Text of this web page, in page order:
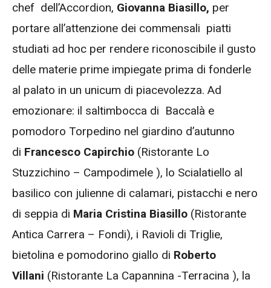
chef dell’Accordion, Giovanna Biasillo, per
portare all’attenzione dei commensali piatti
studiati ad hoc per rendere riconoscibile il gusto
delle materie prime impiegate prima di fonderle
al palato in un unicum di piacevolezza. Ad
emozionare: il saltimbocca di Baccalà e
pomodoro Torpedino nel giardino d’autunno
di Francesco Capirchio (Ristorante Lo
Stuzzichino – Campodimele ), lo Scialatiello al
basilico con julienne di calamari, pistacchi e nero
di seppia di Maria Cristina Biasillo (Ristorante
Antica Carrera – Fondi), i Ravioli di Triglie,
bietolina e pomodorino giallo di Roberto
Villani (Ristorante La Capannina -Terracina ), la